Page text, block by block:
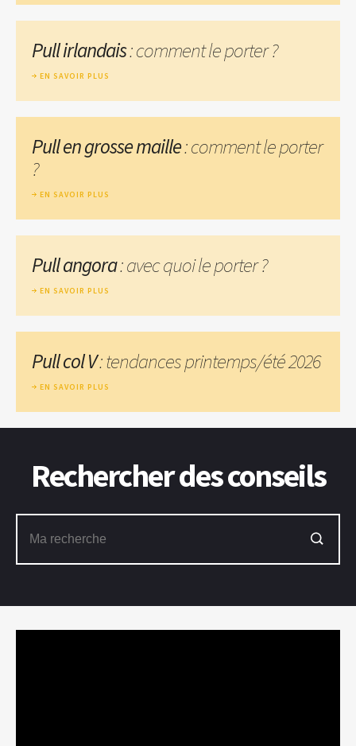
Pull irlandais: comment le porter ?
EN SAVOIR PLUS
Pull en grosse maille: comment le porter
?
EN SAVOIR PLUS
Pull angora: avec quoi le porter ?
EN SAVOIR PLUS
Pull col V: tendances printemps/été 2026
EN SAVOIR PLUS
Rechercher des conseils